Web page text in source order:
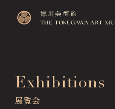
Visitor Information
Exhibitions
展覧会